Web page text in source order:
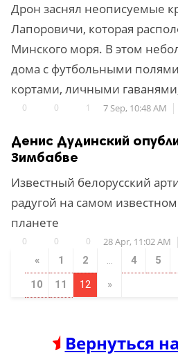
Дрон заснял неописуемые
Лапоровичи, которая
Минского моря. В этом
дома с футбольными
кортами, личными
0 0 1 7 Sep, 10:48 AM
Денис Дудинский
Зимбабве
Известный белорусский
радугой на самом
планете
0 0 0 28 Apr, 11:02 AM
«
1 2 ... 4 5
10
11 12 »
Вернуться